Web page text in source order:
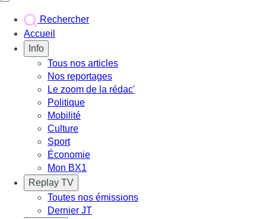
Rechercher
Accueil
Info
Tous nos articles
Nos reportages
Le zoom de la rédac'
Politique
Mobilité
Culture
Sport
Économie
Mon BX1
Replay TV
Toutes nos émissions
Dernier JT